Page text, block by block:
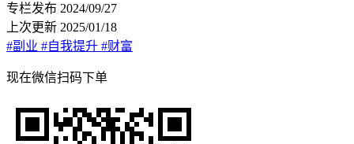
专栏发布 2024/09/27
上次更新 2025/01/18
#副业 #自我提升 #财富
现在微信扫码下单